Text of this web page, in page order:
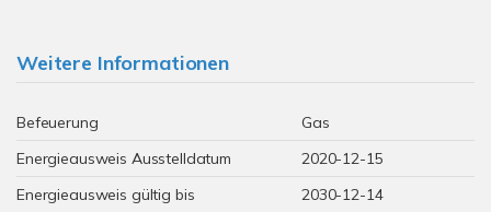
Weitere Informationen
Befeuerung
Gas
Energieausweis Ausstelldatum
2020-12-15
Energieausweis gültig bis
2030-12-14